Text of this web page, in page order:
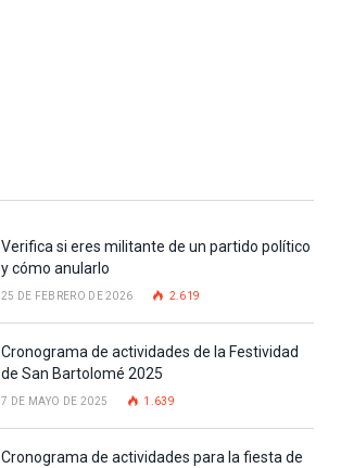
Verifica si eres militante de un partido político
y cómo anularlo
25 DE FEBRERO DE 2026 2.619
Cronograma de actividades de la Festividad
de San Bartolomé 2025
7 DE MAYO DE 2025 1.639
Cronograma de actividades para la fiesta de